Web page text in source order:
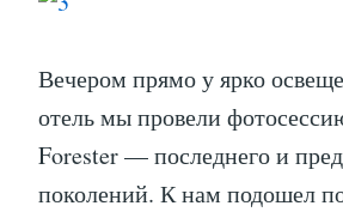
Вечером прямо у ярко
отель мы провели
Forester — последнего и
поколений. К нам подошел